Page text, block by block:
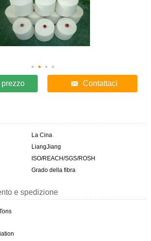
prezzo Contattaci
La Cina
LiangJiang
ISO/REACH/SGS/ROSH
Grado della fibra
e spedizione